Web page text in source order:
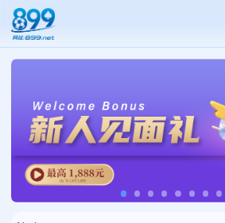
关于我们
关于九游娱乐